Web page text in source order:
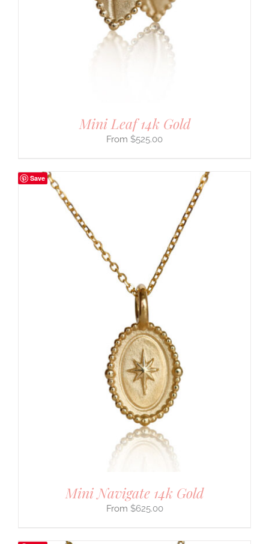
Mini Leaf 14k Gold
$525.00
Save
Mini Navigate 14k Gold
$625.00